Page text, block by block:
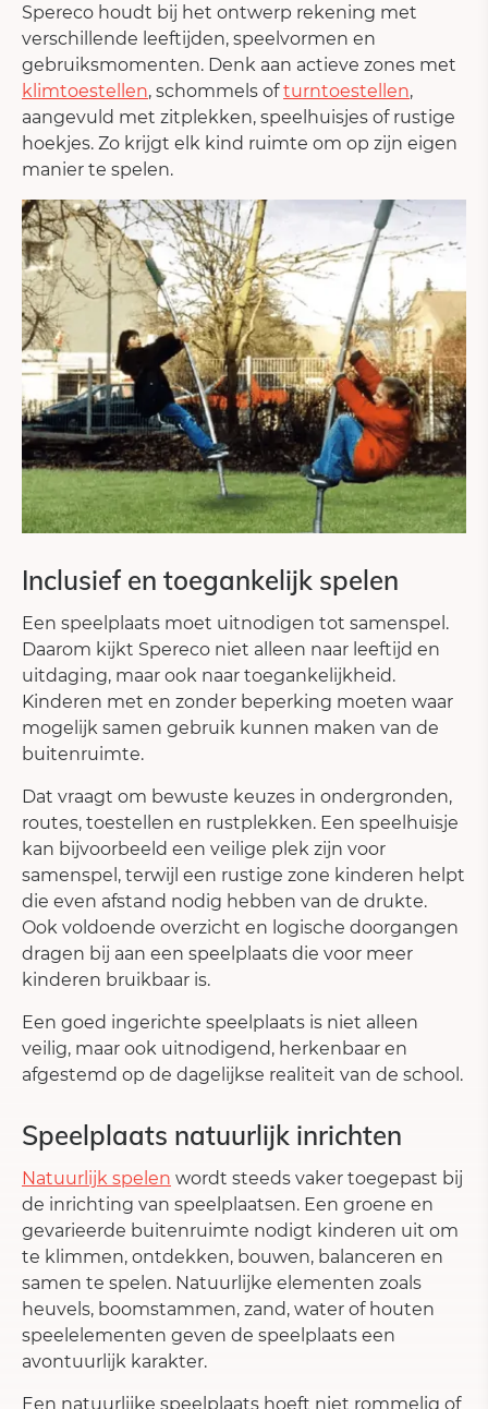
Spereco houdt bij het ontwerp rekening met
verschillende leeftijden, speelvormen en
gebruiksmomenten. Denk aan actieve zones met
klimtoestellen, schommels ofturntoestellen,
aangevuld met zitplekken, speelhuisjes of rustige
hoekjes. Zo krijgt elk kind ruimte om op zijn eigen
manier te spelen.
Inclusief en toegankelijk spelen
Een speelplaats moet uitnodigen tot samenspel.
Daarom kijkt Spereco niet alleen naar leeftijd en
uitdaging, maar ook naar toegankelijkheid.
Kinderen met en zonder beperking moeten waar
mogelijk samen gebruik kunnen maken van de
buitenruimte.
Dat vraagt om bewuste keuzes in ondergronden,
routes, toestellen en rustplekken. Een speelhuisje
kan bijvoorbeeld een veilige plek zijn voor
samenspel, terwijl een rustige zone kinderen helpt
die even afstand nodig hebben van de drukte.
Ook voldoende overzicht en logische doorgangen
dragen bij aan een speelplaats die voor meer
kinderen bruikbaar is.
Een goed ingerichte speelplaats is niet alleen
veilig, maar ook uitnodigend, herkenbaar en
afgestemd op de dagelijkse realiteit van de school.
Speelplaats natuurlijk inrichten
Natuurlijk spelen wordt steeds vaker toegepast bij
de inrichting van speelplaatsen. Een groene en
gevarieerde buitenruimte nodigt kinderen uit om
te klimmen, ontdekken, bouwen, balanceren en
samen te spelen. Natuurlijke elementen zoals
heuvels, boomstammen, zand, water of houten
speelelementen geven de speelplaats een
avontuurlijk karakter.
Een natuurlijke speelplaats hoeft niet rommelig of